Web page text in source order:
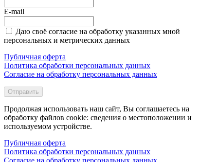
E-mail
Даю своё согласие на обработку указанных мной
персональных и метрических данных
Публичная оферта
Политика обработки персональных данных
Согласие на обработку персональных данных
Отправить
Продолжая использовать наш сайт, Вы соглашаетесь на
обработку файлов cookie: сведения о местоположении и
используемом устройстве.
Публичная оферта
Политика обработки персональных данных
Согласие на обработку персональных данных